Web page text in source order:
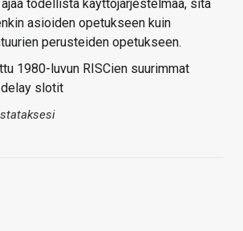
todellista käyttöjärjestelmää, sitä
asioiden opetukseen kuin
perusteiden opetukseen.
1980-luvun RISCien suurimmat
slotit